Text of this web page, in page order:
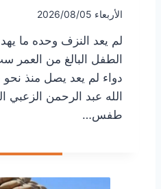
الأربعاء 2026/08/05
لم يعد النزف وحده ما
الطفل البالغ من العمر
دواء لم يعد يصل منذ
الله عبد الرحمن الزعبي
طفس…